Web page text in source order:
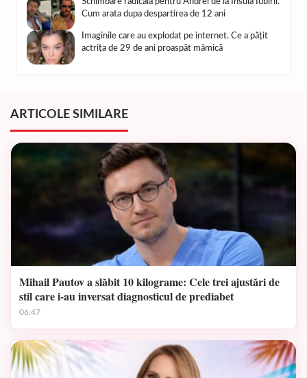
Cum arata dupa despartirea de 12 ani
Imaginile care au explodat pe internet. Ce a pățit
actrița de 29 de ani proaspăt mămică
ARTICOLE SIMILARE
Mihail Pautov a slăbit 10 kilograme: Cele trei ajustări de
stil care i-au inversat diagnosticul de prediabet
06:47